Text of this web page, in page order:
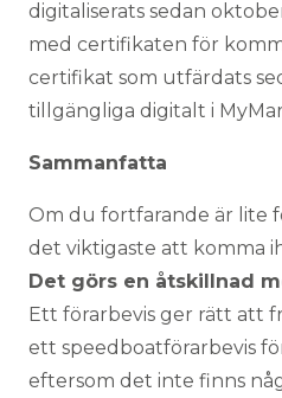
digitaliserats sedan
med certifikaten för
certifikat som utfärdats
tillgängliga digitalt i
Sammanfatta
Om du fortfarande är lite
det viktigaste att komma
Det görs en åtskillnad
Ett förarbevis ger rätt att
ett speedboatförarbevis
eftersom det inte finns